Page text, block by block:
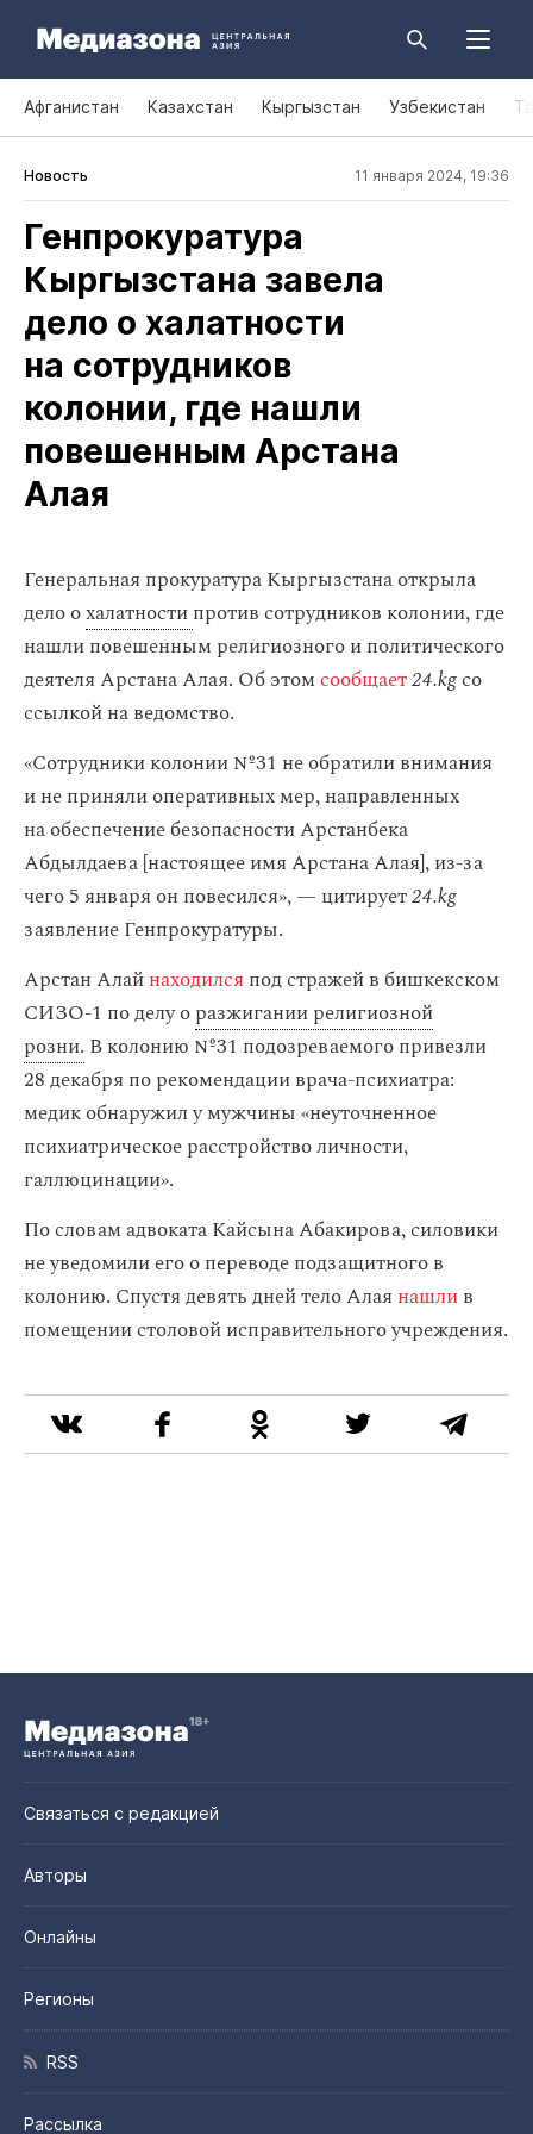
Афганистан Казахстан Кыргызстан Узбекистан
Новость 11 января 2024, 19:36
Генпрокуратура
Кыргызстана завела
дело о халатности
на сотрудников
колонии, где нашли
повешенным Арстана
Алая
Генеральная прокуратура Кыргызстана открыла
дело охалатностипротив сотрудников колонии, где
нашли повешенным религиозного и политического
деятеля Арстана Алая. Об этомсообщает24.kgсо
ссылкой на ведомство.
«Сотрудники колонии №31 не обратили внимания
и не приняли оперативных мер, направленных
на обеспечение безопасности Арстанбека
Абдылдаева [настоящее имя Арстана Алая], из-за
чего 5 января он повесился», — цитирует24.kg
заявление Генпрокуратуры.
Арстан Алайнаходился под стражей в бишкекском
СИЗО-1 по делу оразжигании религиозной
розни. В колонию №31 подозреваемого привезли
28 декабря по рекомендации врача-психиатра:
медик обнаружил у мужчины «неуточненное
психиатрическое расстройство личности,
галлюцинации».
По словам адвоката Кайсына Абакирова, силовики
не уведомили его о переводе подзащитного в
колонию. Спустя девять дней тело Алая нашлив
помещении столовой исправительного учреждения.
Связаться с редакцией
Авторы
Онлайны
Регионы
RSS
Рассылка